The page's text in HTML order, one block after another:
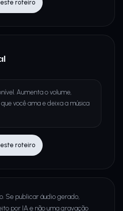
roteiro
Aumenta o volume,
você ama e deixa a música
roteiro
Se publicar áudio gerado,
por IA e não uma gravação